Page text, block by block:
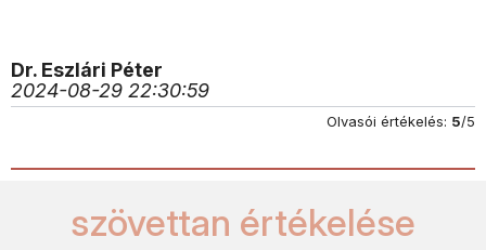
Dr. Eszlári Péter
2024-08-29 22:30:59
Olvasói értékelés: 5/5
szövettan értékelése